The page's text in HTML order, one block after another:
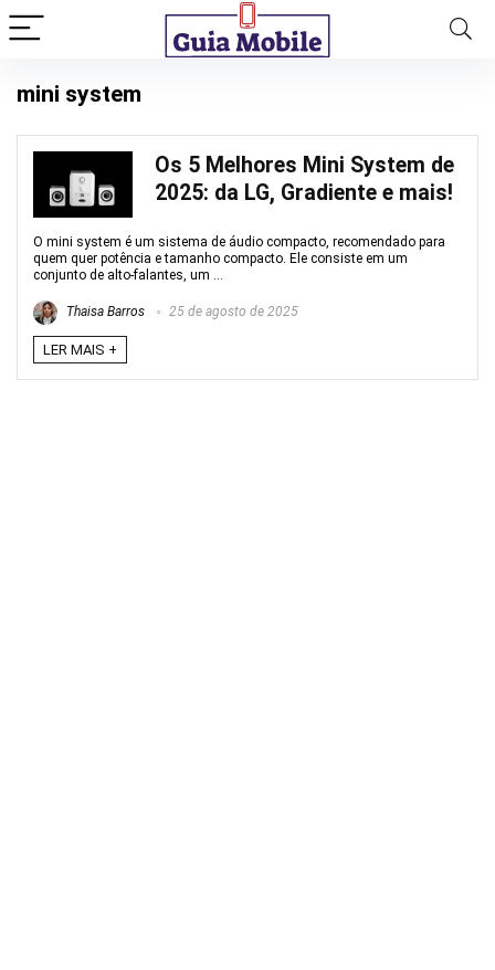
mini system
Os 5 Melhores Mini System de
2025: da LG, Gradiente e mais!
O mini system é um sistema de áudio compacto, recomendado para
quem quer potência e tamanho compacto. Ele consiste em um
conjunto de alto-falantes, um ...
Thaisa Barros 25 de agosto de 2025
LER MAIS +